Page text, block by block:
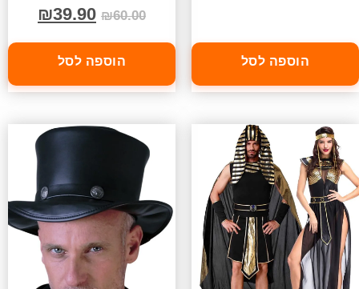
הוספה לסל
₪60.00
₪39.90
הוספה לסל